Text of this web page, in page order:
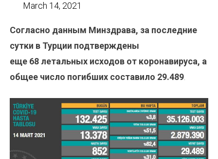
March 14, 2021
Согласно данным Минздрава, за последние
сутки в Турции подтверждены
еще 68 летальных исходов от коронавируса, а
общее число погибших составило 29.489